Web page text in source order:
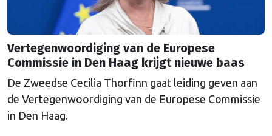
Vertegenwoordiging van de Europese
Commissie in Den Haag krijgt nieuwe baas
De Zweedse Cecilia Thorfinn gaat leiding geven aan
de Vertegenwoordiging van de Europese Commissie
in Den Haag.